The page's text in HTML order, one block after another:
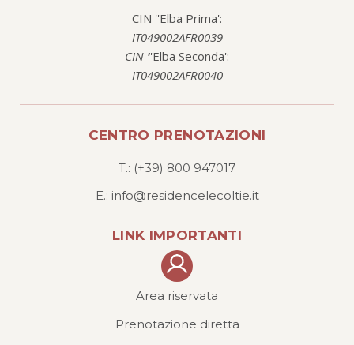
CIN ''Elba Prima':
IT049002AFR0039
CIN ''Elba Seconda':
IT049002AFR0040
CENTRO PRENOTAZIONI
T.: (+39) 800 947017
E.: info@residencelecoltie.it
LINK IMPORTANTI
Area riservata
Prenotazione diretta